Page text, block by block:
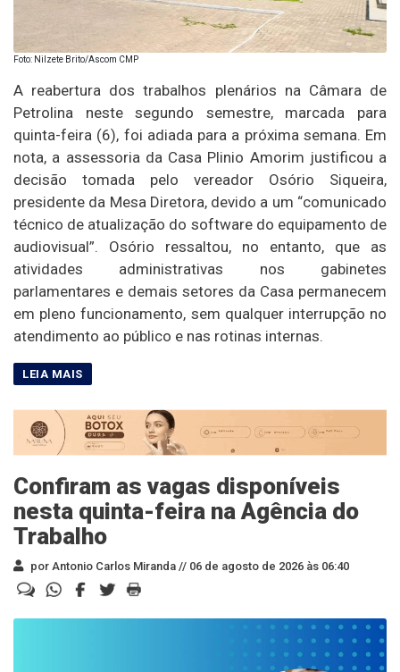
Foto: Nilzete Brito/Ascom CMP
A reabertura dos trabalhos plenários na Câmara de
Petrolina neste segundo semestre, marcada para
quinta-feira (6), foi adiada para a próxima semana. Em
nota, a assessoria da Casa Plinio Amorim justificou a
decisão tomada pelo vereador Osório Siqueira,
presidente da Mesa Diretora, devido a um “comunicado
técnico de atualização do software do equipamento de
audiovisual”. Osório ressaltou, no entanto, que as
atividades administrativas nos gabinetes
parlamentares e demais setores da Casa permanecem
em pleno funcionamento, sem qualquer interrupção no
atendimento ao público e nas rotinas internas.
Confiram as vagas disponíveis
nesta quinta-feira na Agência do
Trabalho
por Antonio Carlos Miranda // 06 de agosto de 2026 às 06:40